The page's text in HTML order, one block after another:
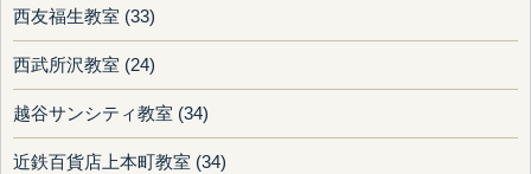
西友福生教室 (33)
西武所沢教室 (24)
越谷サンシティ教室 (34)
近鉄百貨店上本町教室 (34)